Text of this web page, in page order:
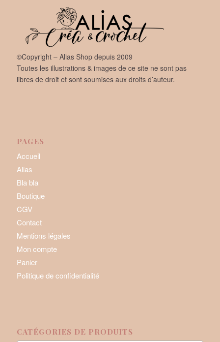
©Copyright – Alias Shop depuis 2009
Toutes les illustrations & images de ce site ne sont pas
libres de droit et sont soumises aux droits d’auteur.
PAGES
Accueil
Alias
Bla bla
Boutique
CGV
Contact
Mentions légales
Mon compte
Panier
Politique de confidentialité
CATÉGORIES DE PRODUITS